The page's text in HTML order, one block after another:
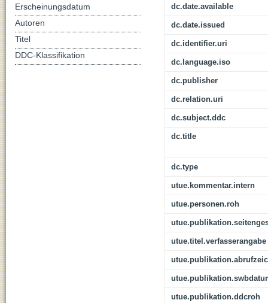
dc.date.available
dc.date.issued
dc.identifier.uri
dc.language.iso
dc.publisher
dc.relation.uri
dc.subject.ddc
dc.title
dc.type
utue.kommentar.intern
utue.personen.roh
utue.titel.verfasserangabe
utue.publikation.ddcroh
Erscheinungsdatum
Autoren
Titel
DDC-Klassifikation